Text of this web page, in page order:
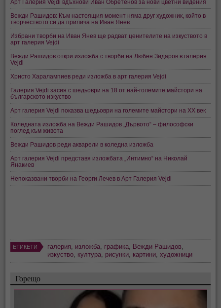
Арт Галерия Vejdi вдъхнови Иван Обретенов за нови цветни видения
Вежди Рашидов: Към настоящия момент няма друг художник, който в
творчеството си да прилича на Иван Янев
Избрани творби на Иван Янев ще радват ценителите на изкуството в
арт галерия Vejdi
Вежди Рашидов откри изложба с творби на Любен Зидаров в галерия
Vejdi
Христо Харалампиев реди изложба в арт галерия Vejdi
Галерия Vejdi засия с шедьоври на 18 от най-големите майстори на
българското изкуство
Арт галерия Vejdi показва шедьоври на големите майстори на ХХ век
Коледната изложба на Вежди Рашидов „Дървото“ – философски
поглед към живота
Вежди Рашидов реди акварели в коледна изложба
Арт галерия Vejdi представя изложбата „Интимно“ на Николай
Янакиев
Непоказвани творби на Георги Лечев в Арт Галерия Vejdi
ЕТИКЕТИ галерия, изложба, графика, Вежди Рашидов,
изкуство, култура, рисунки, картини,художници
Горещо